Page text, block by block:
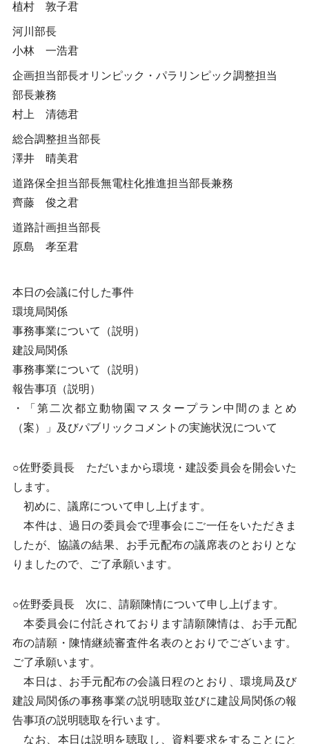
植村 敦子君
河川部長
小林 一浩君
企画担当部長オリンピック・パラリンピック調整担当
部長兼務
村上 清徳君
総合調整担当部長
澤井 晴美君
道路保全担当部長無電柱化推進担当部長兼務
齊藤 俊之君
道路計画担当部長
原島 孝至君
本日の会議に付した事件
環境局関係
事務事業について（説明）
建設局関係
事務事業について（説明）
報告事項（説明）
・「第二次都立動物園マスタープラン中間のまとめ
（案）」及びパブリックコメントの実施状況について
○佐野委員長 ただいまから環境・建設委員会を開会いた
します。
初めに、議席について申し上げます。
本件は、過日の委員会で理事会にご一任をいただきま
したが、協議の結果、お手元配布の議席表のとおりとな
りましたので、ご了承願います。
○佐野委員長 次に、請願陳情について申し上げます。
本委員会に付託されております請願陳情は、お手元配
布の請願・陳情継続審査件名表のとおりでございます。
ご了承願います。
本日は、お手元配布の会議日程のとおり、環境局及び
建設局関係の事務事業の説明聴取並びに建設局関係の報
告事項の説明聴取を行います。
なお、本日は説明を聴取し、資料要求をすることにと